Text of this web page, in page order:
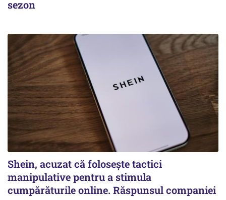
sezon
Shein, acuzat că folosește tactici
manipulative pentru a stimula
cumpărăturile online. Răspunsul companiei